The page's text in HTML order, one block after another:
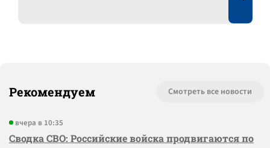
Рекомендуем Смотреть все новости
вчера в 10:35
Сводка СВО: Российские войска продвигаются по